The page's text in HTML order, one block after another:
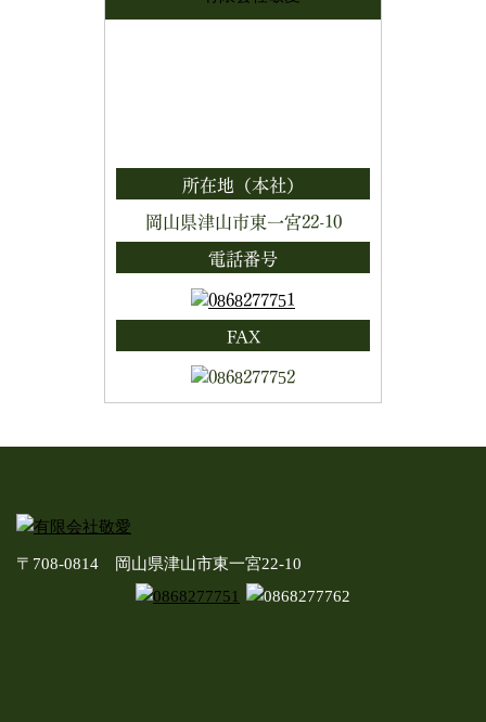
所在地（本社）
岡山県津山市東一宮22-10
電話番号
FAX
〒708-0814 岡山県津山市東一宮22-10